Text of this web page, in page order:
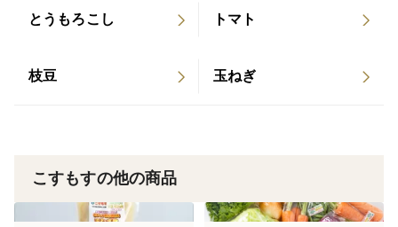
とうもろこし トマト
枝豆 玉ねぎ
こすもすの他の商品